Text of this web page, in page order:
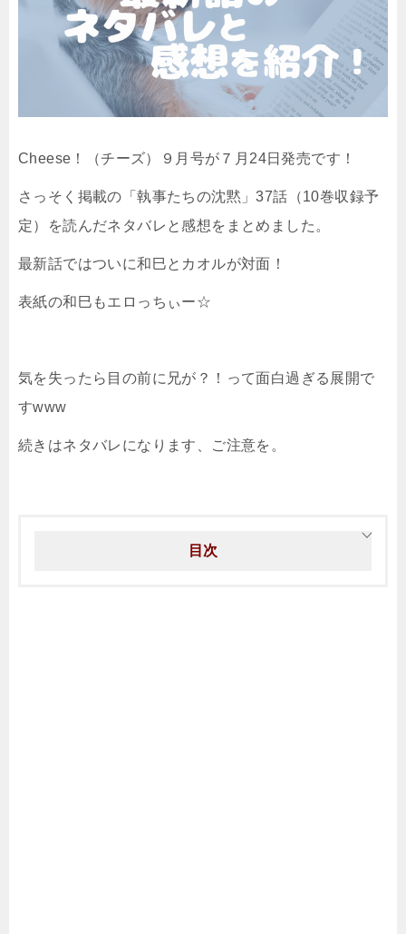
Cheese！（チーズ）９月号が７月24日発売です！
さっそく掲載の「執事たちの沈黙」37話（10巻収録予
定）を読んだネタバレと感想をまとめました。
最新話ではついに和巳とカオルが対面！
表紙の和巳もエロっちぃー☆
気を失ったら目の前に兄が？！って面白過ぎる展開で
すwww
続きはネタバレになります、ご注意を。
目次